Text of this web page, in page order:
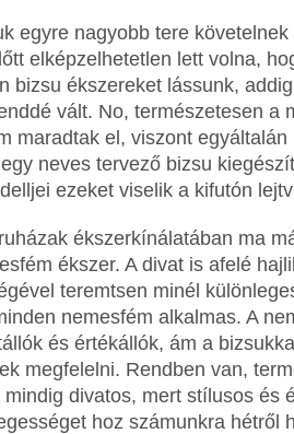
egyre nagyobb tere
elképzelhetetlen lett volna,
bizsu ékszereket lássunk,
vált. No, természetesen a
maradtak el, viszont egyáltalán
neves tervező bizsu
ezeket viselik a kifutón
ékszerkínálatában ma
ékszer. A divat is afelé
teremtsen minél
nemesfém alkalmas. A
és értékállók, ám a
megfelelni. Rendben van,
divatos, mert stílusos és
hoz számunkra hétről